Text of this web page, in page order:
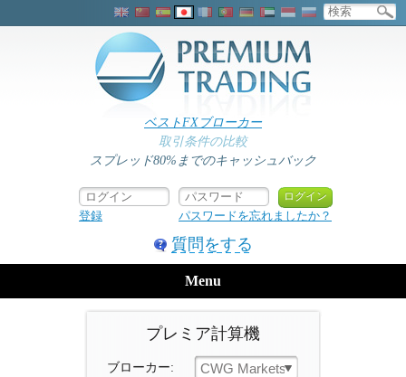
ベストFXブローカー
取引条件の比較
スプレッド80%までのキャッシュバック
登録 パスワードを忘れましたか？
質問をする
Menu
プレミア計算機
ブローカー: CWG Markets